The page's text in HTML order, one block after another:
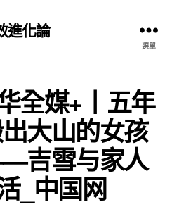
進化論
選單
全媒+丨五年
大山的女孩
吉雪与家人
_中国网